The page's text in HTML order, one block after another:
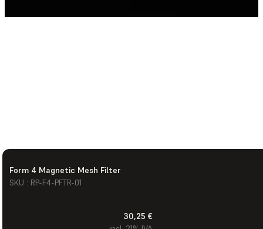
Form 4 Magnetic Mesh Filter
SKU : RP-F4-PFTR-01
30,25 €